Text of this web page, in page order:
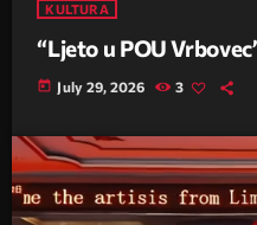
KULTURA
“Ljeto u POU
today July 29, 2026 3